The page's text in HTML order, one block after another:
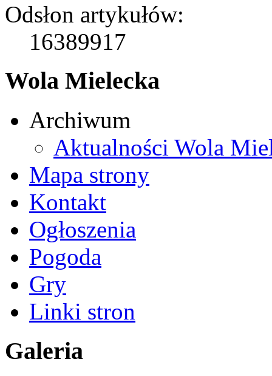
Odsłon artykułów:
16389917
Wola Mielecka
Archiwum
Aktualności Wola
Mapa strony
Kontakt
Ogłoszenia
Pogoda
Gry
Linki stron
Galeria